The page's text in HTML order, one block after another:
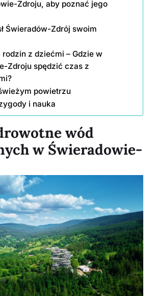
Zdroju, aby poznać jego
Świeradów-Zdrój swoim
z dziećmi – Gdzie w
Zdroju spędzić czas z
powietrzu
i nauka
wód
w Świeradowie-